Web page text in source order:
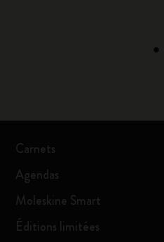
Carnets
Agendas
Moleskine Smart
Éditions limitées